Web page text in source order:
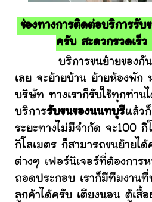
ช่องทางการติดต่อบริการรับ
ครับ สะดวกรวดเร็ว
บริการขนย้ายของกันทั่
เลย จะย้ายบ้าน ย้ายห้องพัก
บริษัท ทางเราก็รับใช้ทุกท่าน
บริการรับขนของนนทบุรีแล้ว
ระยะทางไม่มีจำกัด จะ100
กิโลเมตร ก็สามารถขนย้ายได้
ต่างๆ เฟอร์นิเจอร์ที่ต้องการ
ถอดประกอบ เราก็มีทีมงาน
ลูกค้าได้ครับ เตียงนอน ตู้เสื้อ